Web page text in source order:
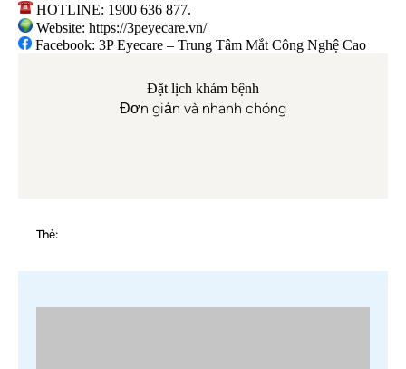
HOTLINE: 1900 636 877.
Website: https://3peyecare.vn/
Facebook: 3P Eyecare – Trung Tâm Mắt Công Nghệ Cao
Đặt lịch khám bệnh
Đơn giản và nhanh chóng
Thẻ: